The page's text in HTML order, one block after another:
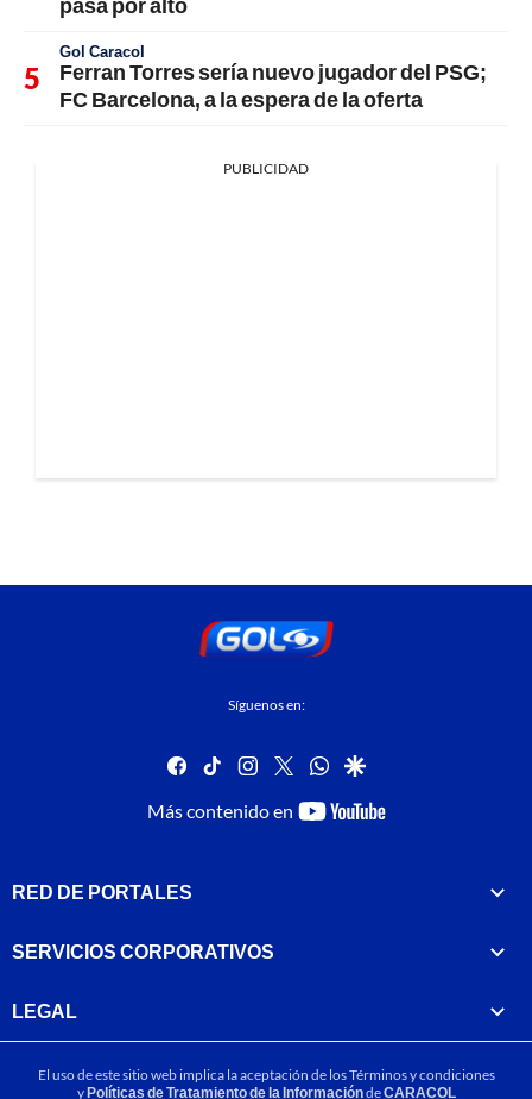
Gol Caracol
Ferran Torres sería nuevo jugador del PSG;
FC Barcelona, a la espera de la oferta
PUBLICIDAD
Síguenos en:
facebook
tiktok instagram
twitterwhatsapp
google
Más contenido en
youtube-
RED DE PORTALES
SERVICIOS CORPORATIVOS
LEGAL
El uso de este sitio web implica la aceptación de losTérminos y condiciones
yPolíticas de Tratamiento de la InformacióndeCARACOL